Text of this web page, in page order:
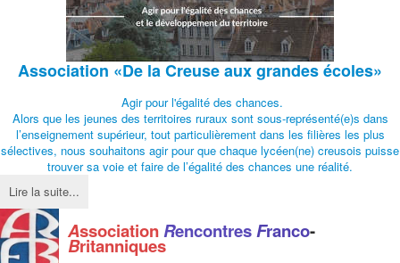
Association «De la Creuse aux grandes écoles»
Agir pour l'égalité des chances.
Alors que les jeunes des territoires ruraux sont sous-représenté(e)s dans
l’enseignement supérieur, tout particulièrement dans les filières les plus
sélectives, nous souhaitons agir pour que chaque lycéen(ne) creusois puisse
trouver sa voie et faire de l’égalité des chances une réalité.
Lire la suite...
AssociationRencontresFranco-
Britanniques